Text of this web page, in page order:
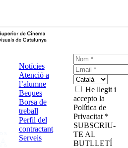
Notícies
Atenció a
l’alumne
Beques
Borsa de
treball
Perfil del
contractant
Serveis
He llegit i
accepto la
Política de
Privacitat *
SUBSCRIU-
TE AL
BUTLLETÍ